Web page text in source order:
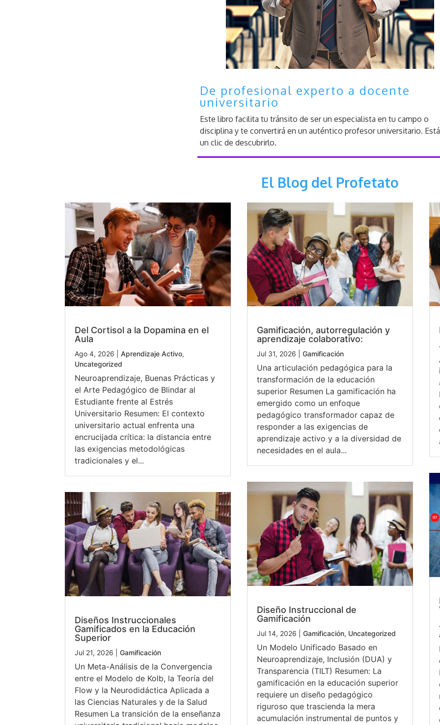
De profesional experto a docente
universitario
Este libro facilita tu tránsito de ser un especialista en tu campo o
disciplina y te convertirá en un auténtico profesor universitario.
un clic de descubrirlo.
El Blog del Profetato
Del Cortisol a la Dopamina en el
Aula
Ago 4, 2026 Aprendizaje Activo,
Uncategorized
Neuroaprendizaje, Buenas Prácticas y
el Arte Pedagógico de Blindar al
Estudiante frente al Estrés
Universitario Resumen: El contexto
universitario actual enfrenta una
encrucijada crítica: la distancia entre
las exigencias metodológicas
tradicionales y el...
Diseños Instruccionales
Gamificados en la Educación
Superior
Jul 21, 2026 Gamificación
Un Meta-Análisis de la Convergencia
entre el Modelo de Kolb, la Teoría del
Flow y la Neurodidáctica Aplicada a
las Ciencias Naturales y de la Salud
Resumen La transición de la enseñanza
Gamificación, autorregulación y
aprendizaje colaborativo:
Jul 31, 2026 Gamificación
Una articulación pedagógica para la
transformación de la educación
superior Resumen La gamificación ha
emergido como un enfoque
pedagógico transformador capaz de
responder a las exigencias de
aprendizaje activo y a la diversidad de
necesidades en el aula...
Diseño Instruccional de
Gamificación
Jul 14, 2026 Gamificación, Uncategorized
Un Modelo Unificado Basado en
Neuroaprendizaje, Inclusión (DUA) y
Transparencia (TILT) Resumen: La
gamificación en la educación superior
requiere un diseño pedagógico
riguroso que trascienda la mera
acumulación instrumental de puntos y